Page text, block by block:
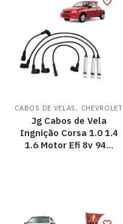
CABOS DE VELAS , CHEVROLET
Jg Cabos de Vela
Ingnição Corsa 1.0 1.4
1.6 Motor Efi 8v 94…